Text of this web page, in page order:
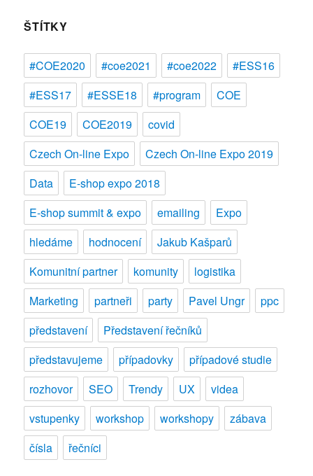
ŠTÍTKY
#COE2020 #coe2021 #coe2022
#ESS16
#ESS17
#ESSE18 #program
COE
COE19
COE2019
covid
Czech On-line Expo
Czech On-line Expo 2019
Data
E-shop expo 2018
E-shop summit & expo
emailing
Expo
hledáme
hodnocení
Jakub Kašparů
Komunitní partner
komunity
logistika
Marketing
partneři party Pavel Ungr
ppc
představení
Představení řečníků
představujeme
případovky
případové studie
rozhovor
SEO Trendy UX
videa
vstupenky
workshop workshopy
zábava
čísla
řečníci